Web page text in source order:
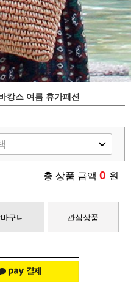
캉스 여름 휴가패션
총 상품 금액 0 원
구니 관심상품